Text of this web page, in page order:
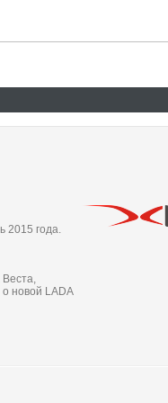
2015 года.
Веста,
новой LADA